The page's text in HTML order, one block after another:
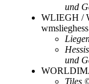
und
WLIEGH /
wmslieghess
und
Tiles